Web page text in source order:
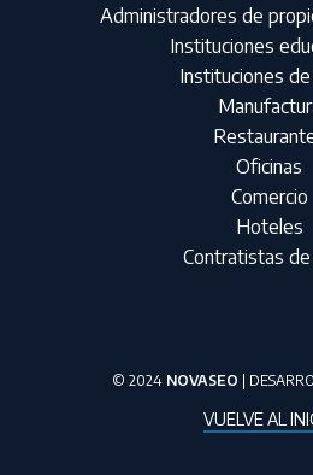
Administradores de
Instituciones
Instituciones
Oficinas
Comercio
Hoteles
Contratistas
© 2024 NOVASEO |
VUELVE AL